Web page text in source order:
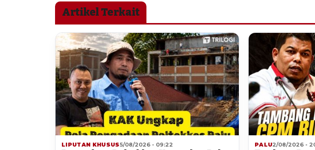
Artikel Terkait
LIPUTAN KHUSUS5/08/2026 - 09:22 PALU2/08/2026 -